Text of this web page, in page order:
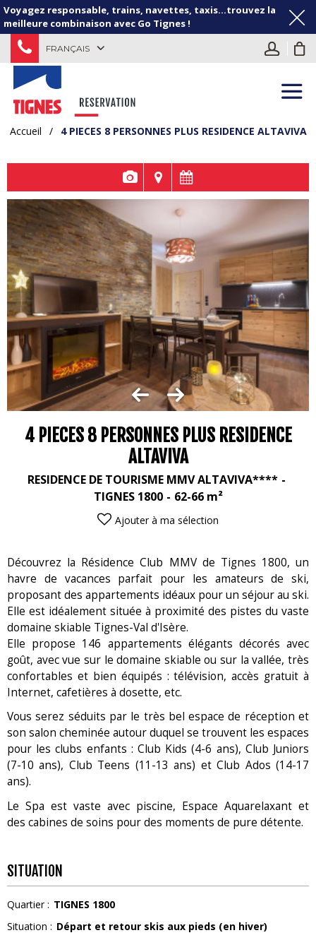
Voyagez responsable, trains, navettes, taxis...trouvez la
meilleure combinaison avec Go Tignes !
FRANÇAIS
Accueil / 4 PIECES 8 PERSONNES PLUS RESIDENCE ALTAVIVA
4 PIECES 8 PERSONNES PLUS RESIDENCE
ALTAVIVA
RESIDENCE DE TOURISME MMV ALTAVIVA****
TIGNES 1800
62-66 m²
Ajouter à ma sélection
Découvrez la Résidence Club MMV de Tignes 1800, un
havre de vacances parfait pour les amateurs de ski,
proposant des appartements idéaux pour un séjour au ski.
Elle est idéalement située à proximité des pistes du vaste
domaine skiable Tignes-Val d'Isère.
Elle propose 146 appartements élégants décorés avec
goût, avec vue sur le domaine skiable ou sur la vallée, très
confortables et bien équipés : télévision, accès gratuit à
Internet, cafetières à dosette, etc.
Vous serez séduits par le très bel espace de réception et
son salon cheminée autour duquel se trouvent les espaces
pour les clubs enfants : Club Kids (4-6 ans), Club Juniors
(7-10 ans), Club Teens (11-13 ans) et Club Ados (14-17
ans).
Le Spa est vaste avec piscine, Espace Aquarelaxant et
des cabines de soins pour des moments de pure détente.
SITUATION
Quartier : TIGNES 1800
Situation : Départ et retour skis aux pieds (en hiver)